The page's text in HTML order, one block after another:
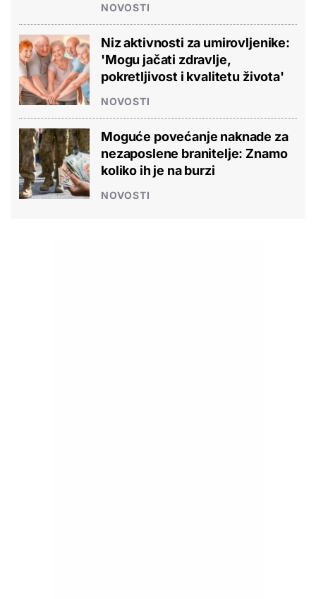
NOVOSTI
Niz aktivnosti za umirovljenike:
'Mogu jačati zdravlje,
pokretljivost i kvalitetu života'
NOVOSTI
Moguće povećanje naknade za
nezaposlene branitelje: Znamo
koliko ih je na burzi
NOVOSTI